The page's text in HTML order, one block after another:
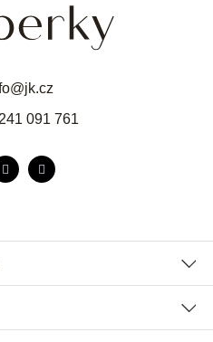
@jk.cz
091 761